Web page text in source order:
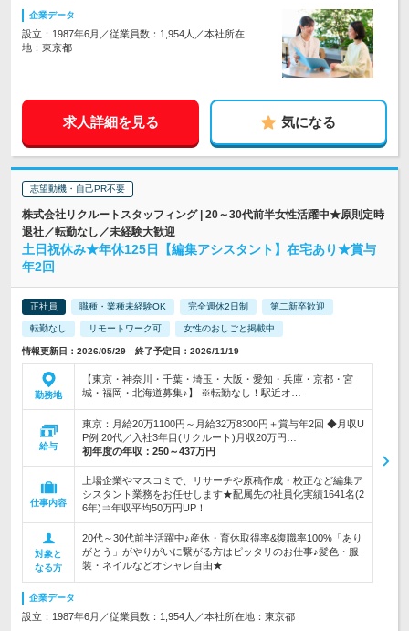
企業データ
設立：1987年6月／従業員数：1,954人／本社所在
地：東京都
求人詳細を見る 気になる
志望動機・自己PR不要
株式会社リクルートスタッフィング | 20～30代前半女性活躍中★原則定時
退社／転勤なし／未経験大歓迎
土日祝休み★年休125日【編集アシスタント】在宅あり★賞与
年2回
正社員 職種・業種未経験OK 完全週休2日制 第二新卒歓迎
転勤なし リモートワーク可 女性のおしごと掲載中
情報更新日：2026/05/29 終了予定日：2026/11/19
勤務地
【東京・神奈川・千葉・埼玉・大阪・愛知・兵庫・京都・宮
城・福岡・北海道募集♪】 ※転勤なし！駅近オ…
給与
東京：月給20万1100円～月給32万8300円＋賞与年2回 ◆月収U
P例 20代／入社3年目(リクルート)月収20万円…
初年度の年収： 250～437万円
仕事内容
上場企業やマスコミで、リサーチや原稿作成・校正など編集ア
シスタント業務をお任せします★配属先の社員化実績1641名(2
6年)⇒年収平均50万円UP！
対象と
なる方
20代～30代前半活躍中♪産休・育休取得率&復職率100%「あり
がとう」がやりがいに繋がる方はピッタリのお仕事♪髪色・服
装・ネイルなどオシャレ自由★
企業データ
設立：1987年6月／従業員数：1,954人／本社所在地：東京都